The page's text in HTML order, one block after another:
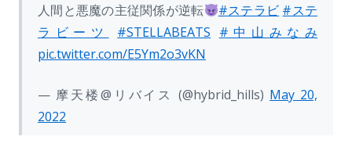
人間と悪魔の主従関係が逆転
#ステラビ #ステ
ラビーツ
#STELLABEATS #中山みなみ
pic.twitter.com/E5Ym2o3vKN
— 摩天楼@リバイス (@hybrid_hills) May 20,
2022